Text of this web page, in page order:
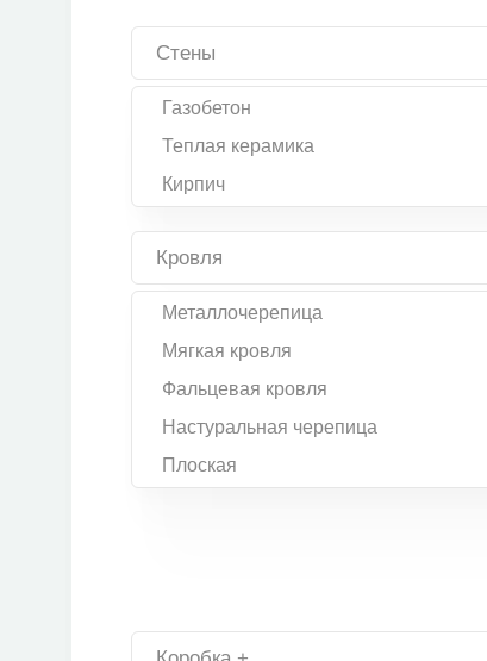
Стены
Газобетон
Теплая керамика
Кирпич
Кровля
Металлочерепица
Мягкая кровля
Фальцевая кровля
Настуральная черепица
Плоская